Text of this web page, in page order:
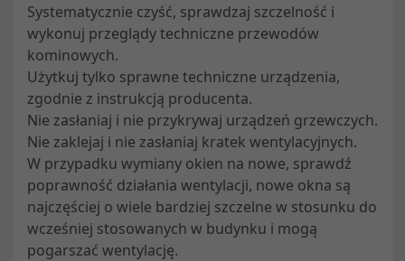
Systematycznie czyść, sprawdzaj szczelność i
wykonuj przeglądy techniczne przewodów
kominowych.
Użytkuj tylko sprawne techniczne urządzenia,
zgodnie z instrukcją producenta.
Nie zasłaniaj i nie przykrywaj urządzeń grzewczych.
Nie zaklejaj i nie zasłaniaj kratek wentylacyjnych.
W przypadku wymiany okien na nowe, sprawdź
poprawność działania wentylacji, nowe okna są
najczęściej o wiele bardziej szczelne w stosunku do
wcześniej stosowanych w budynku i mogą
pogarszać wentylację.